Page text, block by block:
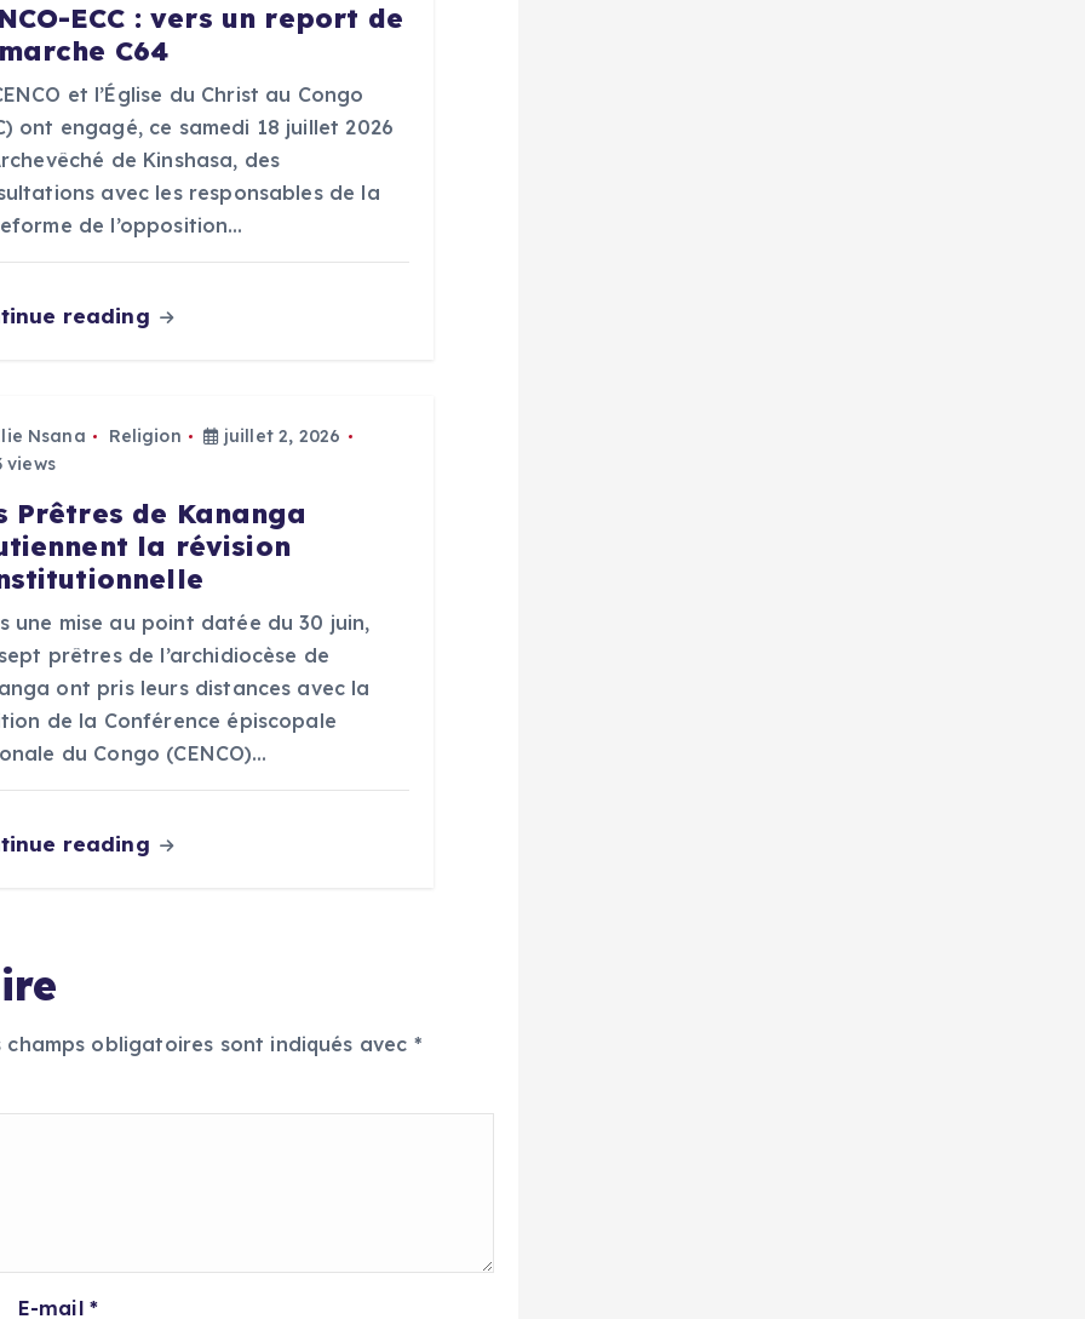
ECC : vers un report de
C64
et l’Église du Christ au Congo
ont engagé, ce samedi 18 juillet 2026
de Kinshasa, des
avec les responsables de la
de l’opposition…
reading
Nsana Religion
juillet 2, 2026
views
Prêtres de Kananga
la révision
une mise au point datée du 30 juin,
prêtres de l’archidiocèse de
ont pris leurs distances avec la
de la Conférence épiscopale
du Congo (CENCO)…
reading
champs obligatoires sont indiqués avec *
E-mail *